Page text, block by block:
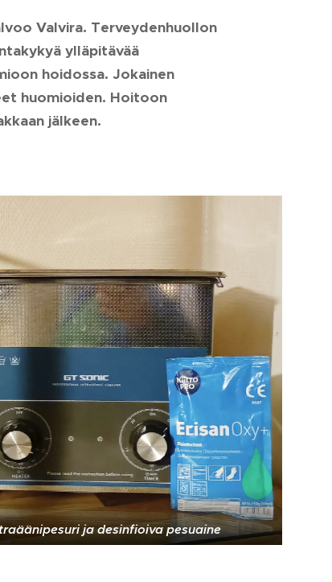
Valvira. Terveydenhuollon
ylläpitävää
hoidossa. Jokainen
huomioiden. Hoitoon
jälkeen.
ja desinfioiva pesuaine